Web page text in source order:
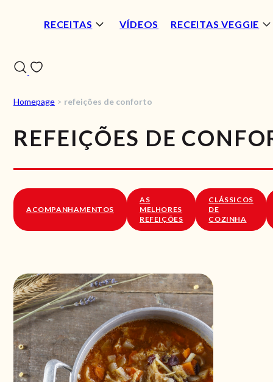
RECEITAS VÍDEOS RECEITAS VEGGIE
Homepage > refeições de conforto
REFEIÇÕES DE
ACOMPANHAMENTOS
AS
MELHORES
REFEIÇÕES
CLÁSSICOS
DE
COZINHA